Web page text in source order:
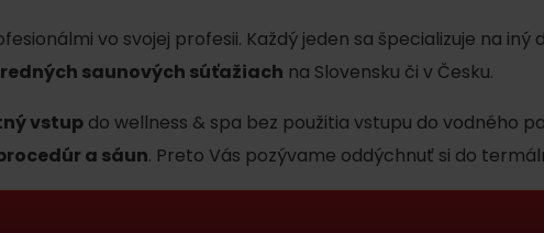
Skialpinizmus
Bežkovanie
Zimná turistika
vo svojej profesii. Každý jeden sa špecializuje na
saunových súťažiach na Slovensku či v Česku.
vstup do wellness & spa bez použitia vstupu do vodného
a sáun. Preto Vás pozývame oddýchnuť si do